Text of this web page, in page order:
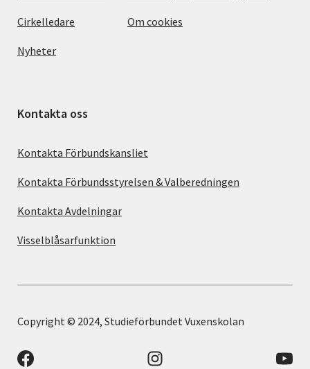
Cirkelledare
Nyheter
Om cookies
Kontakta oss
Kontakta Förbundskansliet
Kontakta Förbundsstyrelsen & Valberedningen
Kontakta Avdelningar
Visselblåsarfunktion
Copyright © 2024, Studieförbundet Vuxenskolan